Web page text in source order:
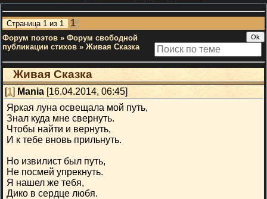
Страница 1 из 1 1
Форум поэтов » Форум свободной
публикации стихов » Живая Сказка
Живая Сказка
[1] Mania [16.04.2014, 06:45]
Яркая луна освещала мой путь,
Знал куда мне свернуть.
Чтобы найти и вернуть,
И к тебе вновь прильнуть.
Но извилист был путь,
Не посмей упрекнуть.
Я нашел же тебя,
Дико в сердце любя.